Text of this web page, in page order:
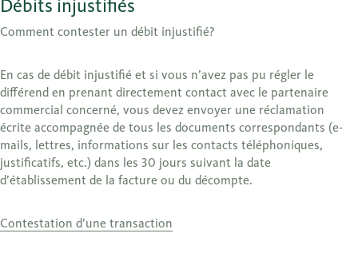
Débits injustifiés
Comment contester un débit injustifié?
En cas de débit injustifié et si vous n’avez pas pu régler le
différend en prenant directement contact avec le partenaire
commercial concerné, vous devez envoyer une réclamation
écrite accompagnée de tous les documents correspondants (e-
mails, lettres, informations sur les contacts téléphoniques,
justificatifs, etc.) dans les 30 jours suivant la date
d’établissement de la facture ou du décompte.
Contestation d’une transaction